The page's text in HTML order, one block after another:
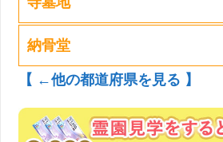
納骨堂
【 ←他の都道府県を見る 】